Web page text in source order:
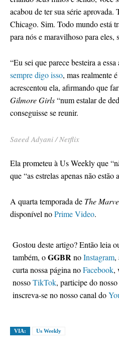
acabou de ter sua série aprovada.
Chicago. Sim. Todo mundo está
para nós e maravilhoso para eles,
“Eu sei que parece besteira a
sempre digo isso, mas realmente
acrescentou ela, afirmando que
Gilmore Girls“num estalar de
conseguisse se reunir.
Saeed Adyani / Netflix
Ela prometeu à Us Weekly que
que “as estrelas apenas não estão
A quarta temporada de The
disponível noPrime Video.
Gostou deste artigo? Então leia
também, oGGBRnoInstagram,
curta nossa página noFacebook,
nossoTikTok, participe do
inscreva-se no nosso canal do
VIA: Us Weekly